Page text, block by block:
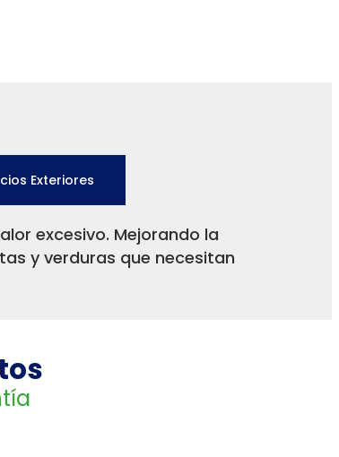
Exteriores
excesivo. Mejorando la
y verduras que necesitan